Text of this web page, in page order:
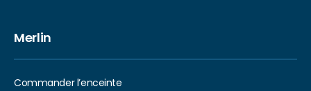
Merlin
Commander l’enceinte